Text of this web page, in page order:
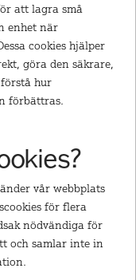
att lagra små
enhet när
cookies hjälper
göra den säkrare,
hur
förbättras.
vår webbplats
för flera
nödvändiga för
och samlar inte in